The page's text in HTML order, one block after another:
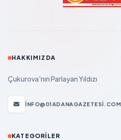
HAKKIMIZDA
Çukurova'nın Parlayan Yıldızı
INFO@01ADANAGAZETESI.COM
KATEGORILER